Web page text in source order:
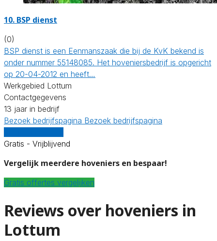
10. BSP dienst
(0)
BSP dienst is een Eenmanszaak die bij de KvK bekend is
onder nummer 55148085. Het hoveniersbedrijf is opgericht
op 20-04-2012 en heeft…
Werkgebied Lottum
Contactgegevens
13 jaar in bedrijf
Bezoek bedrijfspagina Bezoek bedrijfspagina
Gratis - Vrijblijvend
Vergelijk meerdere hoveniers en bespaar!
Gratis offertes vergelijken
Reviews over hoveniers in
Lottum